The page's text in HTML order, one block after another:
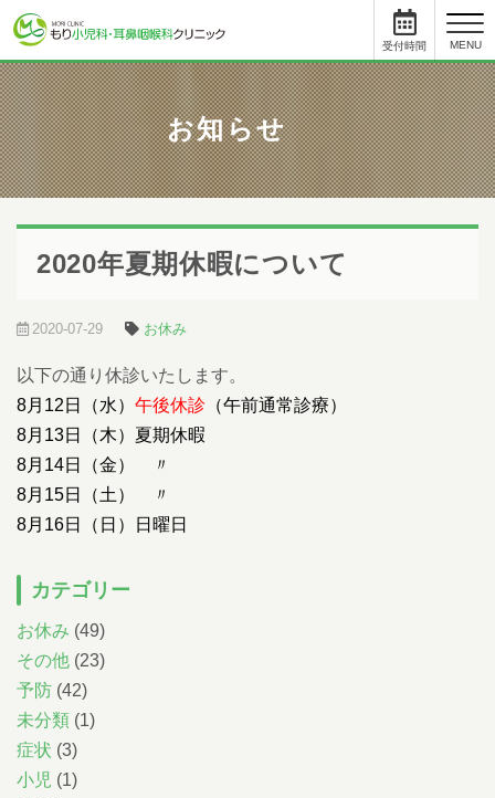
MENU
受付時間
と について
小児科
受付時間 月 火 水 木 金
土
09:00 - 11:45
● ● ● ● ●
12:45まで
15:30 - 17:45
● ● - ● ● -
耳鼻科
初めて受診をされる方は、受付終了時間の30分前までにご来院ください。
受付手続き、問診、検査に時間を要する場合があります。
順番予約した方も10人前には受付をお済ませください。
順番予約は午前中に午後の予約・受付はできません。
尾内医師によるアレルギー外来と予防接種・健診は完全予約です。前日ま
でに直接クリニックに電話をし、予約をとってください。
小児科午後の診療について
せていただきます。
完全予約です。前日までに直接クリニックに電話をし、予約をとってく
ださい
Web予約について
下記の時間の予約が可能です。
耳鼻科
順番予約は午前中に午後の予約・受付はできません。
お知らせ
2020年夏期休暇について
2020-07-29 お休み
以下の通り休診いたします。
8月12日（水） 午後休診 （午前通常診療）
8月13日（木）夏期休暇
8月14日（金） 〃
8月15日（土） 〃
8月16日（日）日曜日
カテゴリー
お休み (49)
その他 (23)
予防 (42)
未分類 (1)
症状 (3)
小児 (1)